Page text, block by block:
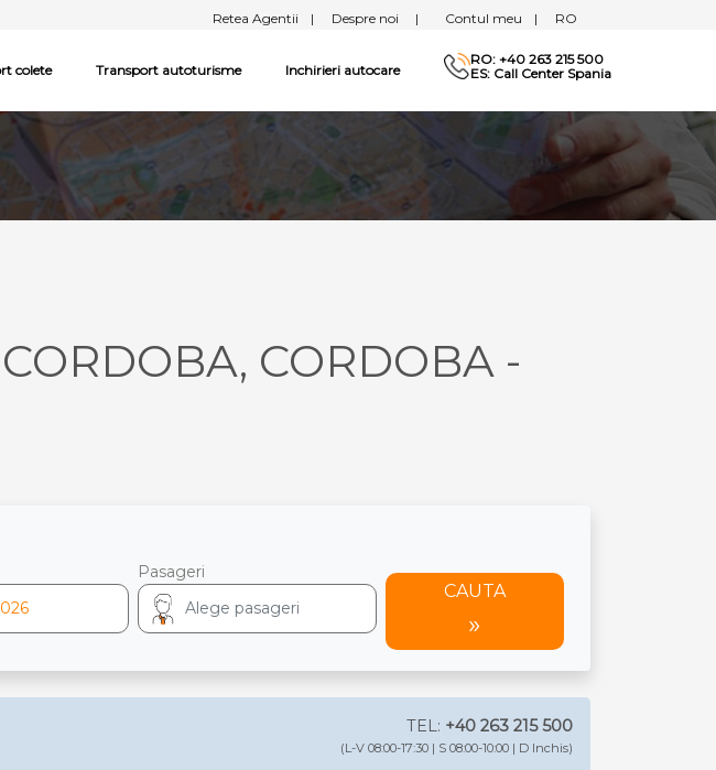
Retea Agentii | Despre noi | Contul meu | RO
colete Transport autoturisme Inchirieri autocare
RO: +40 263 215 500
ES: Call Center Spania
CORDOBA -
Pasageri
CAUTA
TEL: +40 263 215 500
(L-V 08:00-17:30 | S 08:00-10:00 | D Inchis)